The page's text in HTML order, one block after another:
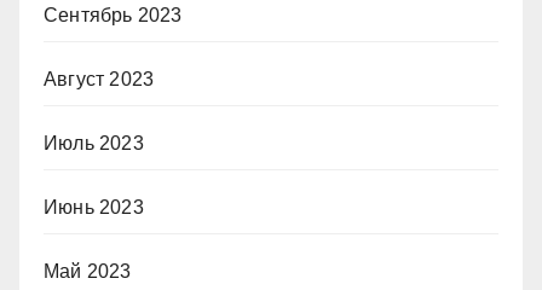
Сентябрь 2023
Август 2023
Июль 2023
Июнь 2023
Май 2023